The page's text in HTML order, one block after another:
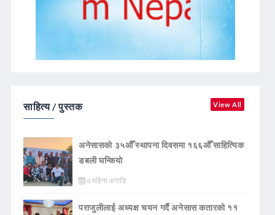
साहित्य / पुस्तक View All
अनेसासको ३५औँ स्थापना दिवसमा १६६औँ साहित्यिक
डबली घन्कियाे
७ महिना अगाडि
पराजुलीलाई अध्यक्ष चयन गर्दै अनेसास कतारको ११